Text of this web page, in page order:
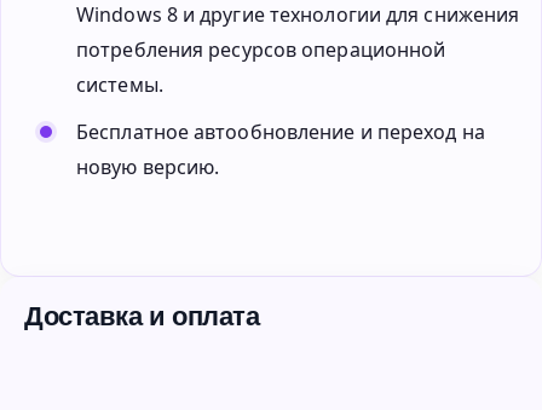
Windows 8 и другие технологии для снижения
потребления ресурсов операционной
системы.
Бесплатное автообновление и переход на
новую версию.
Доставка и оплата